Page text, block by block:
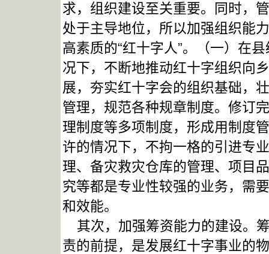
求，组织建设至关重要。同时，
处于主导地位，所以加强组织能
高素质的“红十字人”。（一）在
况下，不断地推动红十字组织向
展，夯实红十字会的组织基础，
管理，规范各种规章制度。修订
理制度等多项制度，形成用制度
许的情况下，不拘一格的引进专
理、备灾救灾仓库的管理、项目
究等都是专业性较强的业务，需
和效能。
其次，加强筹资能力的建设。
责的前提，是发展红十字事业的